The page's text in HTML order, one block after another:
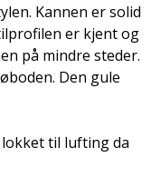
Kannen er solid
er kjent og
på mindre steder.
Den gule
til lufting da